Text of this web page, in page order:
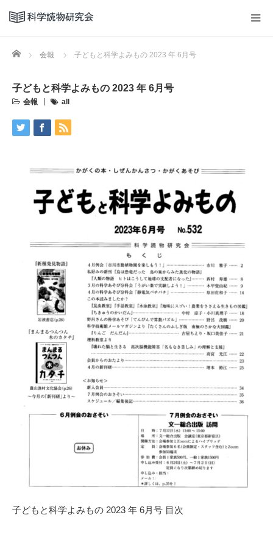
Home 会報 子どもと科学よみもの 2023 年 6月号
子どもと科学よみもの 2023 年 6月号
会報 all
子どもと科学よみもの 2023 年 6月号 目次